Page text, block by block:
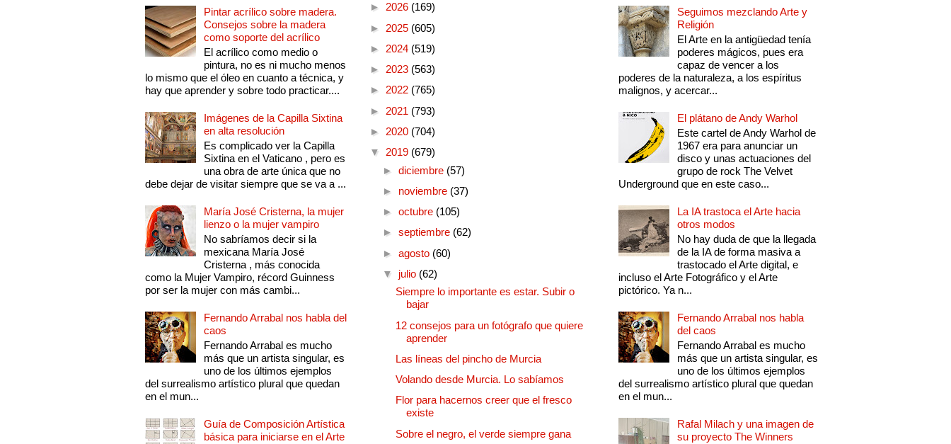
Pintar acrílico sobre madera.
Consejos sobre la madera
como soporte del acrílico
El acrílico como medio o
pintura, no es ni mucho menos
lo mismo que el óleo en cuanto a técnica, y
hay que aprender y sobre todo practicar....
Imágenes de la Capilla Sixtina
en alta resolución
Es complicado ver la Capilla
Sixtina en el Vaticano , pero es
una obra de arte única que no
debe dejar de visitar siempre que se va a ...
María José Cristerna, la mujer
lienzo o la mujer vampiro
No sabríamos decir si la
mexicana María José
Cristerna , más conocida
como la Mujer Vampiro, récord Guinness
por ser la mujer con más cambi...
Fernando Arrabal nos habla del
caos
Fernando Arrabal es mucho
más que un artista singular, es
uno de los últimos ejemplos
del surrealismo artístico plural que quedan
en el mun...
Guía de Composición Artística
básica para iniciarse en el Arte
► 2026 (169)
► 2025 (605)
► 2024 (519)
► 2023 (563)
► 2022 (765)
► 2021 (793)
► 2020 (704)
▼ 2019 (679)
► diciembre (57)
► noviembre (37)
► octubre (105)
► septiembre (62)
► agosto (60)
▼ julio (62)
Siempre lo importante es estar. Subir o
bajar
12 consejos para un fotógrafo que quiere
aprender
Las líneas del pincho de Murcia
Volando desde Murcia. Lo sabíamos
Flor para hacernos creer que el fresco
existe
Sobre el negro, el verde siempre gana
Seguimos mezclando Arte y
Religión
El Arte en la antigüedad tenía
poderes mágicos, pues era
capaz de vencer a los
poderes de la naturaleza, a los espíritus
malignos, y acercar...
El plátano de Andy Warhol
Este cartel de Andy Warhol de
1967 era para anunciar un
disco y unas actuaciones del
grupo de rock The Velvet
Underground que en este caso...
La IA trastoca el Arte hacia
otros modos
No hay duda de que la llegada
de la IA de forma masiva a
trastocado el Arte digital, e
incluso el Arte Fotográfico y el Arte
pictórico. Ya n...
Fernando Arrabal nos habla
del caos
Fernando Arrabal es mucho
más que un artista singular, es
uno de los últimos ejemplos
del surrealismo artístico plural que quedan
en el mun...
Rafal Milach y una imagen de
su proyecto The Winners